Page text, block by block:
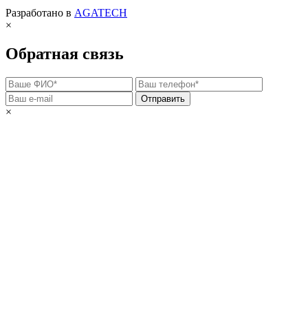
Разработано в AGATECH
×
Обратная связь
Отправить
×